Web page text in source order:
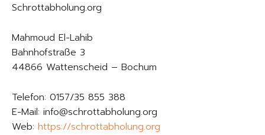
Schrottabholung.org
Mahmoud El-Lahib
Bahnhofstraße 3
44866 Wattenscheid – Bochum
Telefon: 0157/35 855 388
E-Mail: info@schrottabholung.org
Web: https://schrottabholung.org